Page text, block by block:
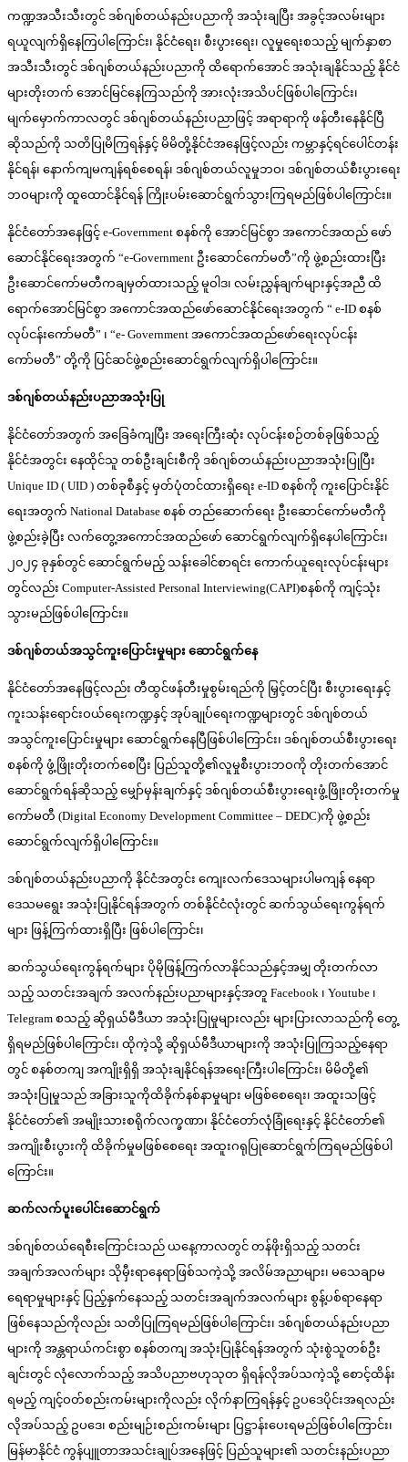
ကဏ္ဍအသီးသီးတွင် ဒစ်ဂျစ်တယ်နည်းပညာကို အသုံးချပြီး အခွင့်အလမ်းများ
ရယူလျက်ရှိနေကြပါကြောင်း၊ နိုင်ငံရေး၊ စီးပွားရေး၊ လူမှုရေးစသည့် မျက်နှာစာ
အသီးသီးတွင် ဒစ်ဂျစ်တယ်နည်းပညာကို ထိရောက်အောင် အသုံးချနိုင်သည့် နိုင်ငံ
များတိုးတက် အောင်မြင်နေကြသည်ကို အားလုံးအသိပင်ဖြစ်ပါကြောင်း၊
မျက်မှောက်ကာလတွင် ဒစ်ဂျစ်တယ်နည်းပညာဖြင့် အရာရာကို ဖန်တီးနေနိုင်ပြီ
ဆိုသည်ကို သတိပြုမိကြရန်နှင့် မိမိတို့နိုင်ငံအနေဖြင့်လည်း ကမ္ဘာနှင့်ရင်ပေါင်တန်း
နိုင်ရန်၊ နောက်ကျမကျန်ရစ်စေရန်၊ ဒစ်ဂျစ်တယ်လူမှုဘဝ၊ ဒစ်ဂျစ်တယ်စီးပွားရေး
ဘဝများကို ထူထောင်နိုင်ရန် ကြိုးပမ်းဆောင်ရွက်သွားကြရမည်ဖြစ်ပါကြောင်း။
နိုင်ငံတော်အနေဖြင့် e-Government စနစ်ကို အောင်မြင်စွာ အကောင်အထည် ဖော်
ဆောင်နိုင်ရေးအတွက် “e-Government ဦးဆောင်ကော်မတီ”ကို ဖွဲ့စည်းထားပြီး
ဦးဆောင်ကော်မတီကချမှတ်ထားသည့် မူဝါဒ၊ လမ်းညွှန်ချက်များနှင့်အညီ ထိ
ရောက်အောင်မြင်စွာ အကောင်အထည်ဖော်ဆောင်နိုင်ရေးအတွက် “ e-ID စနစ်
လုပ်ငန်းကော်မတီ” ၊ “e- Government အကောင်အထည်ဖော်ရေးလုပ်ငန်း
ကော်မတီ” တို့ကို ပြင်ဆင်ဖွဲ့စည်းဆောင်ရွက်လျက်ရှိပါကြောင်း။
ဒစ်ဂျစ်တယ်နည်းပညာအသုံးပြု
နိုင်ငံတော်အတွက် အခြေခံကျပြီး အရေးကြီးဆုံး လုပ်ငန်းစဉ်တစ်ခုဖြစ်သည့်
နိုင်ငံအတွင်း နေထိုင်သူ တစ်ဦးချင်းစီကို ဒစ်ဂျစ်တယ်နည်းပညာအသုံးပြုပြီး
Unique ID ( UID ) တစ်ခုစီနှင့် မှတ်ပုံတင်ထားရှိရေး e-ID စနစ်ကို ကူးပြောင်းနိုင်
ရေးအတွက် National Database စနစ် တည်ဆောက်ရေး ဦးဆောင်ကော်မတီကို
ဖွဲ့စည်းခဲ့ပြီး လက်တွေ့အကောင်အထည်ဖော် ဆောင်ရွက်လျက်ရှိနေပါကြောင်း၊
၂၀၂၄ ခုနှစ်တွင် ဆောင်ရွက်မည့် သန်းခေါင်စာရင်း ကောက်ယူရေးလုပ်ငန်းများ
တွင်လည်း Computer-Assisted Personal Interviewing(CAPI)စနစ်ကို ကျင့်သုံး
သွားမည်ဖြစ်ပါကြောင်း။
ဒစ်ဂျစ်တယ်အသွင်ကူးပြောင်းမှုများ ဆောင်ရွက်နေ
နိုင်ငံတော်အနေဖြင့်လည်း တီထွင်ဖန်တီးမှုစွမ်းရည်ကို မြှင့်တင်ပြီး စီးပွားရေးနှင့်
ကူးသန်းရောင်းဝယ်ရေးကဏ္ဍနှင့် အုပ်ချုပ်ရေးကဏ္ဍများတွင် ဒစ်ဂျစ်တယ်
အသွင်ကူးပြောင်းမှုများ ဆောင်ရွက်နေပြီဖြစ်ပါကြောင်း၊ ဒစ်ဂျစ်တယ်စီးပွားရေး
စနစ်ကို ဖွံ့ဖြိုးတိုးတက်စေပြီး ပြည်သူတို့၏လူမှုစီးပွားဘဝကို တိုးတက်အောင်
ဆောင်ရွက်ရန်ဆိုသည့် မျှော်မှန်းချက်နှင့် ဒစ်ဂျစ်တယ်စီးပွားရေးဖွံ့ဖြိုးတိုးတက်မှု
ကော်မတီ (Digital Economy Development Committee – DEDC)ကို ဖွဲ့စည်း
ဆောင်ရွက်လျက်ရှိပါကြောင်း။
ဒစ်ဂျစ်တယ်နည်းပညာကို နိုင်ငံအတွင်း ကျေးလက်ဒေသများပါမကျန် နေရာ
ဒေသမရွေး အသုံးပြုနိုင်ရန်အတွက် တစ်နိုင်ငံလုံးတွင် ဆက်သွယ်ရေးကွန်ရက်
များ ဖြန့်ကြက်ထားရှိပြီး ဖြစ်ပါကြောင်း၊
ဆက်သွယ်ရေးကွန်ရက်များ ပိုမိုဖြန့်ကြက်လာနိုင်သည်နှင့်အမျှ တိုးတက်လာ
သည့် သတင်းအချက် အလက်နည်းပညာများနှင့်အတူ Facebook ၊ Youtube ၊
Telegram စသည့် ဆိုရှယ်မီဒီယာ အသုံးပြုမှုများလည်း များပြားလာသည်ကို တွေ့
ရှိရမည်ဖြစ်ပါကြောင်း၊ ထိုကဲ့သို့ ဆိုရှယ်မီဒီယာများကို အသုံးပြုကြသည့်နေရာ
တွင် စနစ်တကျ အကျိုးရှိရှိ အသုံးချနိုင်ရန်အရေးကြီးပါကြောင်း၊ မိမိတို့၏
အသုံးပြုမှုသည် အခြားသူကိုထိခိုက်နစ်နာမှုများ မဖြစ်စေရေး၊ အထူးသဖြင့်
နိုင်ငံတော်၏ အမျိုးသားစရိုက်လက္ခဏာ၊ နိုင်ငံတော်လုံခြုံရေးနှင့် နိုင်ငံတော်၏
အကျိုးစီးပွားကို ထိခိုက်မှုမဖြစ်စေရေး အထူးဂရုပြုဆောင်ရွက်ကြရမည်ဖြစ်ပါ
ကြောင်း။
ဆက်လက်ပူးပေါင်းဆောင်ရွက်
ဒစ်ဂျစ်တယ်ရေစီးကြောင်းသည် ယနေ့ကာလတွင် တန်ဖိုးရှိသည့် သတင်း
အချက်အလက်များ သိုမှီးရာနေရာဖြစ်သကဲ့သို့ အလိမ်အညာများ၊ မသေချာမ
ရေရာမှုများနှင့် ပြည့်နှက်နေသည့် သတင်းအချက်အလက်များ စွန့်ပစ်ရာနေရာ
ဖြစ်နေသည်ကိုလည်း သတိပြုကြရမည်ဖြစ်ပါကြောင်း၊ ဒစ်ဂျစ်တယ်နည်းပညာ
များကို အန္တရာယ်ကင်းစွာ စနစ်တကျ အသုံးပြုနိုင်ရန်အတွက် သုံးစွဲသူတစ်ဦး
ချင်းတွင် လုံလောက်သည့် အသိပညာဗဟုသုတ ရှိရန်လိုအပ်သကဲ့သို့ စောင့်ထိန်း
ရမည့် ကျင့်ဝတ်စည်းကမ်းများကိုလည်း လိုက်နာကြရန်နှင့် ဥပဒေပိုင်းအရလည်း
လိုအပ်သည့် ဥပဒေ၊ စည်းမျဉ်းစည်းကမ်းများ ပြဋ္ဌာန်းပေးရမည်ဖြစ်ပါကြောင်း၊
မြန်မာနိုင်ငံ ကွန်ပျူတာအသင်းချုပ်အနေဖြင့် ပြည်သူများ၏ သတင်းနည်းပညာ